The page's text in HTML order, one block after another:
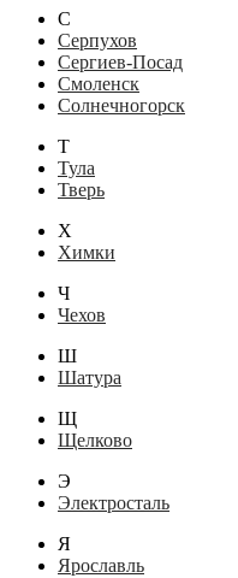
С
Серпухов
Сергиев-Посад
Смоленск
Солнечногорск
Т
Тула
Тверь
Х
Химки
Ч
Чехов
Ш
Шатура
Щ
Щелково
Э
Электросталь
Я
Ярославль